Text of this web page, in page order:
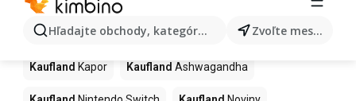
Hľadajte obchody, kategórie, produkty... Zvoľte mesto
Ďalšie produkty v obchodoch
Kaufland
Kaufland Kapor Kaufland Ashwagandha